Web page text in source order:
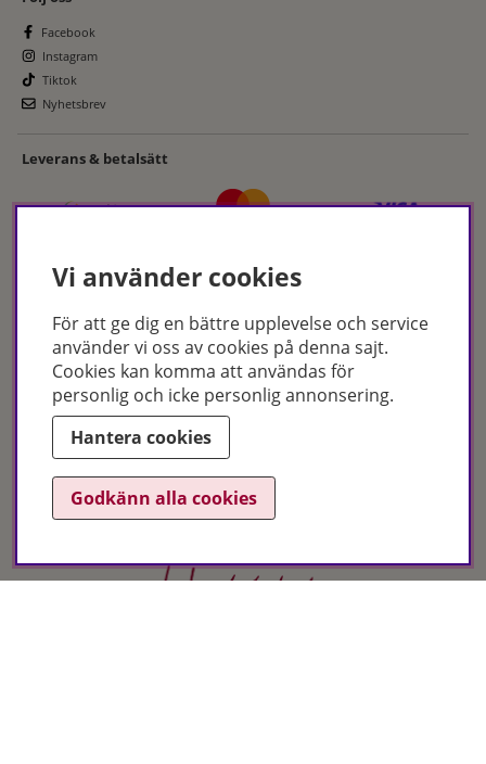
Facebook
Instagram
Tiktok
Nyhetsbrev
Leverans & betalsätt
Certifikat
Vi använder cookies
För att ge dig en bättre upplevelse och service
använder vi oss av cookies på denna sajt.
Cookies kan komma att användas för
personlig och icke personlig annonsering.
Hantera cookies
Godkänn alla cookies